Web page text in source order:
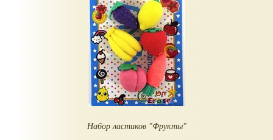
Набор ластиков "Фрукты"